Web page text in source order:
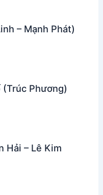
– Mạnh Phát)
Phương)
Hải – Lê Kim